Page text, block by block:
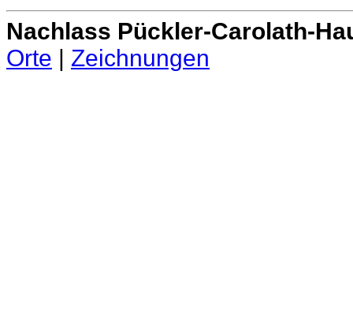
Nachlass Pückler-Carolath-
Orte | Zeichnungen